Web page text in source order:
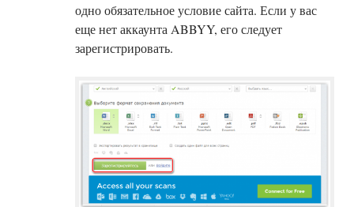
одно обязательное условие сайта. Если у вас
еще нет аккаунта ABBYY, его следует
зарегистрировать.